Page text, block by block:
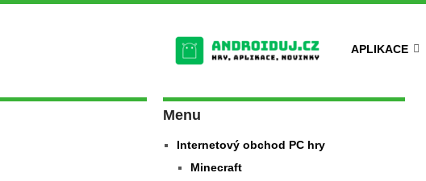
APLIKACE
Menu
Internetový obchod PC hry
Minecraft